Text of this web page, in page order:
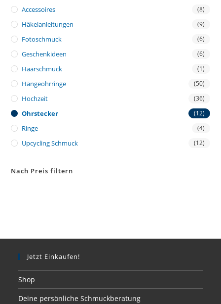
Accessoires (8)
Häkelanleitungen (9)
Fotoschmuck (6)
Geschenkideen (6)
Haarschmuck (1)
Hängeohrringe (50)
Hochzeit (36)
Ohrstecker (12)
Ringe (4)
Upcycling Schmuck (12)
Nach Preis filtern
Jetzt Einkaufen!
Shop
Deine persönliche Schmuckberatung